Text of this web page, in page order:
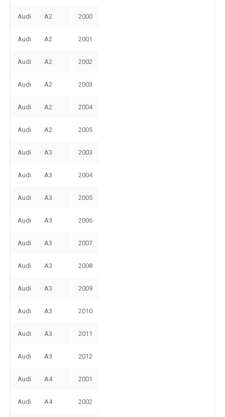
Audi A2 2000
Audi A2 2001
Audi A2 2002
Audi A2 2003
Audi A2 2004
Audi A2 2005
Audi A3 2003
Audi A3 2004
Audi A3 2005
Audi A3 2006
Audi A3 2007
Audi A3 2008
Audi A3 2009
Audi A3 2010
Audi A3 2011
Audi A3 2012
Audi A4 2001
Audi A4 2002